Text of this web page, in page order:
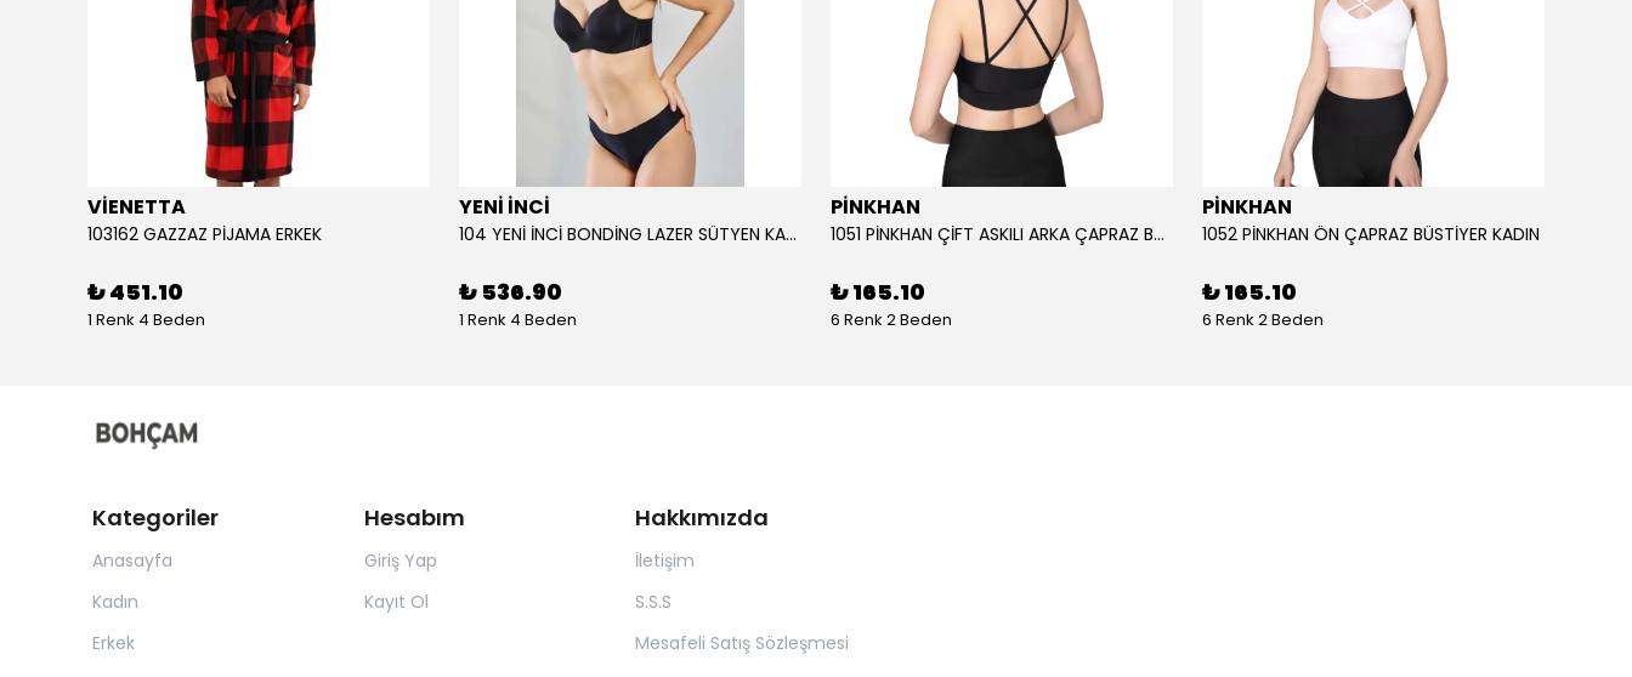
VİENETTA
103162 GAZZAZ PİJAMA ERKEK
₺ 451.10
1 Renk 4 Beden
YENİ İNCİ
104 YENİ İNCİ BONDİNG LAZER SÜTYEN KADIN
₺ 536.90
1 Renk 4 Beden
PİNKHAN
1051 PİNKHAN ÇİFT ASKILI ARKA ÇAPRAZ BÜSTİYER KADI
₺ 165.10
6 Renk 2 Beden
PİNKHAN
1052 PİNKHAN ÖN ÇAPRAZ BÜSTİYER KADIN
₺ 165.10
6 Renk 2 Beden
Kategoriler
Anasayfa
Kadın
Erkek
Hesabım
Giriş Yap
Kayıt Ol
Hakkımızda
İletişim
S.S.S
Mesafeli Satış Sözleşmesi